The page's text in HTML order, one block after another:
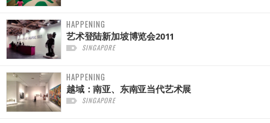
HAPPENING
艺术登陆新加坡博览会2011
SINGAPORE
HAPPENING
越域：南亚、东南亚当代艺术展
SINGAPORE